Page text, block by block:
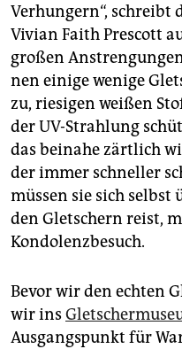
Verhungern“,
Vivian Faith Prescott
großen
nen einige wenige
zu, riesigen weißen
der UV-Strahlung
das beinahe zärtlich
der immer schneller
müssen sie sich selbst
den Gletschern reist,
Kondolenzbesuch.
Bevor wir den echten
wir ins
Ausgangspunkt für